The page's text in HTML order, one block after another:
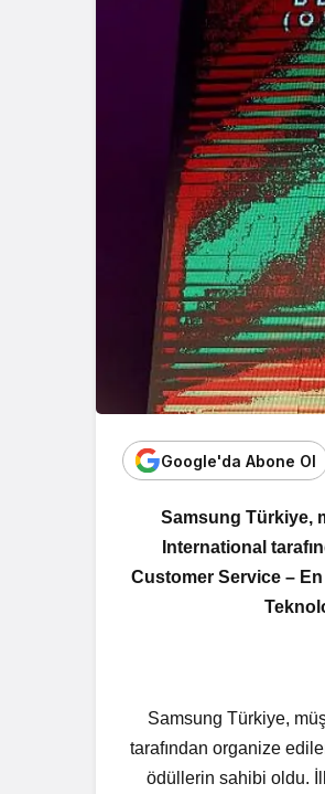
Google'da Abone Ol
Samsung Türkiye,
International
Customer Service –
Samsung Türkiye,
tarafından organize
ödüllerin sahibi oldu.